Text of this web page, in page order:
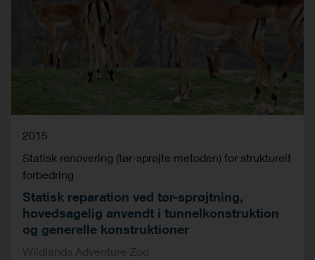
2015
Statisk renovering (tør-sprøjte metoden) for strukturelt
forbedring
Statisk reparation ved tør-sprøjtning,
hovedsagelig anvendt i tunnelkonstruktion
og generelle konstruktioner
Wildlands Adventure Zoo